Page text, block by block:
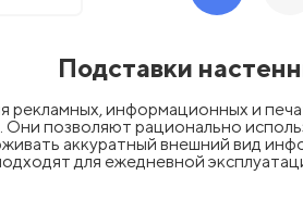
Подставки
информационных и
позволяют рационально
аккуратный внешний вид
для ежедневной